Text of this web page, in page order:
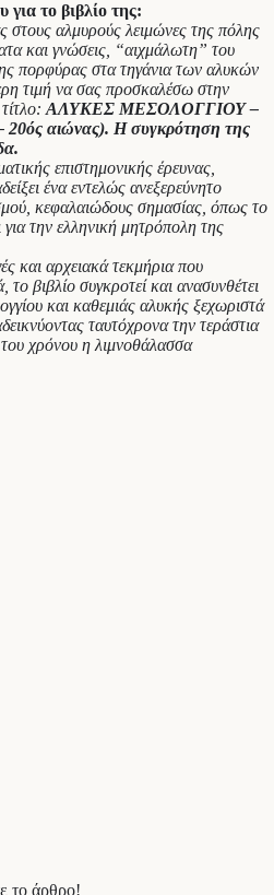
το βιβλίο της:
στους αλμυρούς λειμώνες της πόλης
και γνώσεις, “αιχμάλωτη” του
πορφύρας στα τηγάνια των αλυκών
τιμή να σας προσκαλέσω στην
ΑΛΥΚΕΣ ΜΕΣΟΛΟΓΓΙΟΥ –
– 20ός αιώνας). Η συγκρότηση της
επιστημονικής έρευνας,
ένα εντελώς ανεξερεύνητο
κεφαλαιώδους σημασίας, όπως το
την ελληνική μητρόπολη της
και αρχειακά τεκμήρια που
βιβλίο συγκροτεί και ανασυνθέτει
και καθεμιάς αλυκής ξεχωριστά
ταυτόχρονα την τεράστια
χρόνου η λιμνοθάλασσα
το άρθρο!